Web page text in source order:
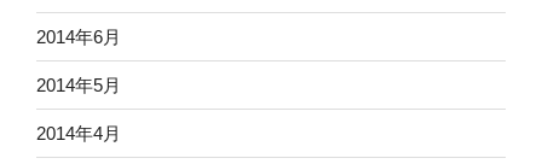
2014年6月
2014年5月
2014年4月